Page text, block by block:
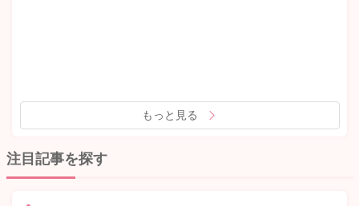
もっと見る
注目記事を探す